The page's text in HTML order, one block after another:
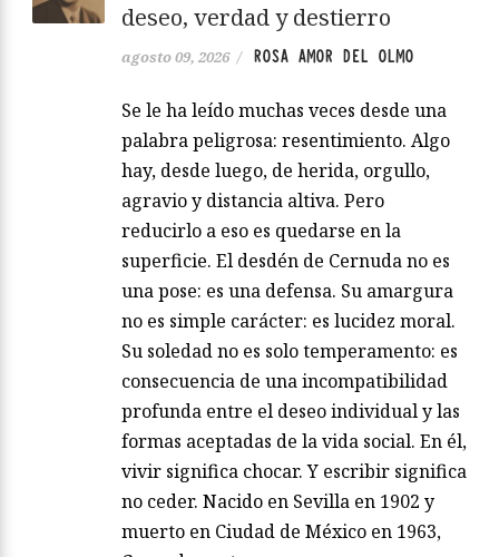
deseo, verdad y destierro
agosto 09, 2026 / ROSA AMOR DEL OLMO
Se le ha leído muchas veces desde una
palabra peligrosa: resentimiento. Algo
hay, desde luego, de herida, orgullo,
agravio y distancia altiva. Pero
reducirlo a eso es quedarse en la
superficie. El desdén de Cernuda no es
una pose: es una defensa. Su amargura
no es simple carácter: es lucidez moral.
Su soledad no es solo temperamento: es
consecuencia de una incompatibilidad
profunda entre el deseo individual y las
formas aceptadas de la vida social. En él,
vivir significa chocar. Y escribir significa
no ceder. Nacido en Sevilla en 1902 y
muerto en Ciudad de México en 1963,